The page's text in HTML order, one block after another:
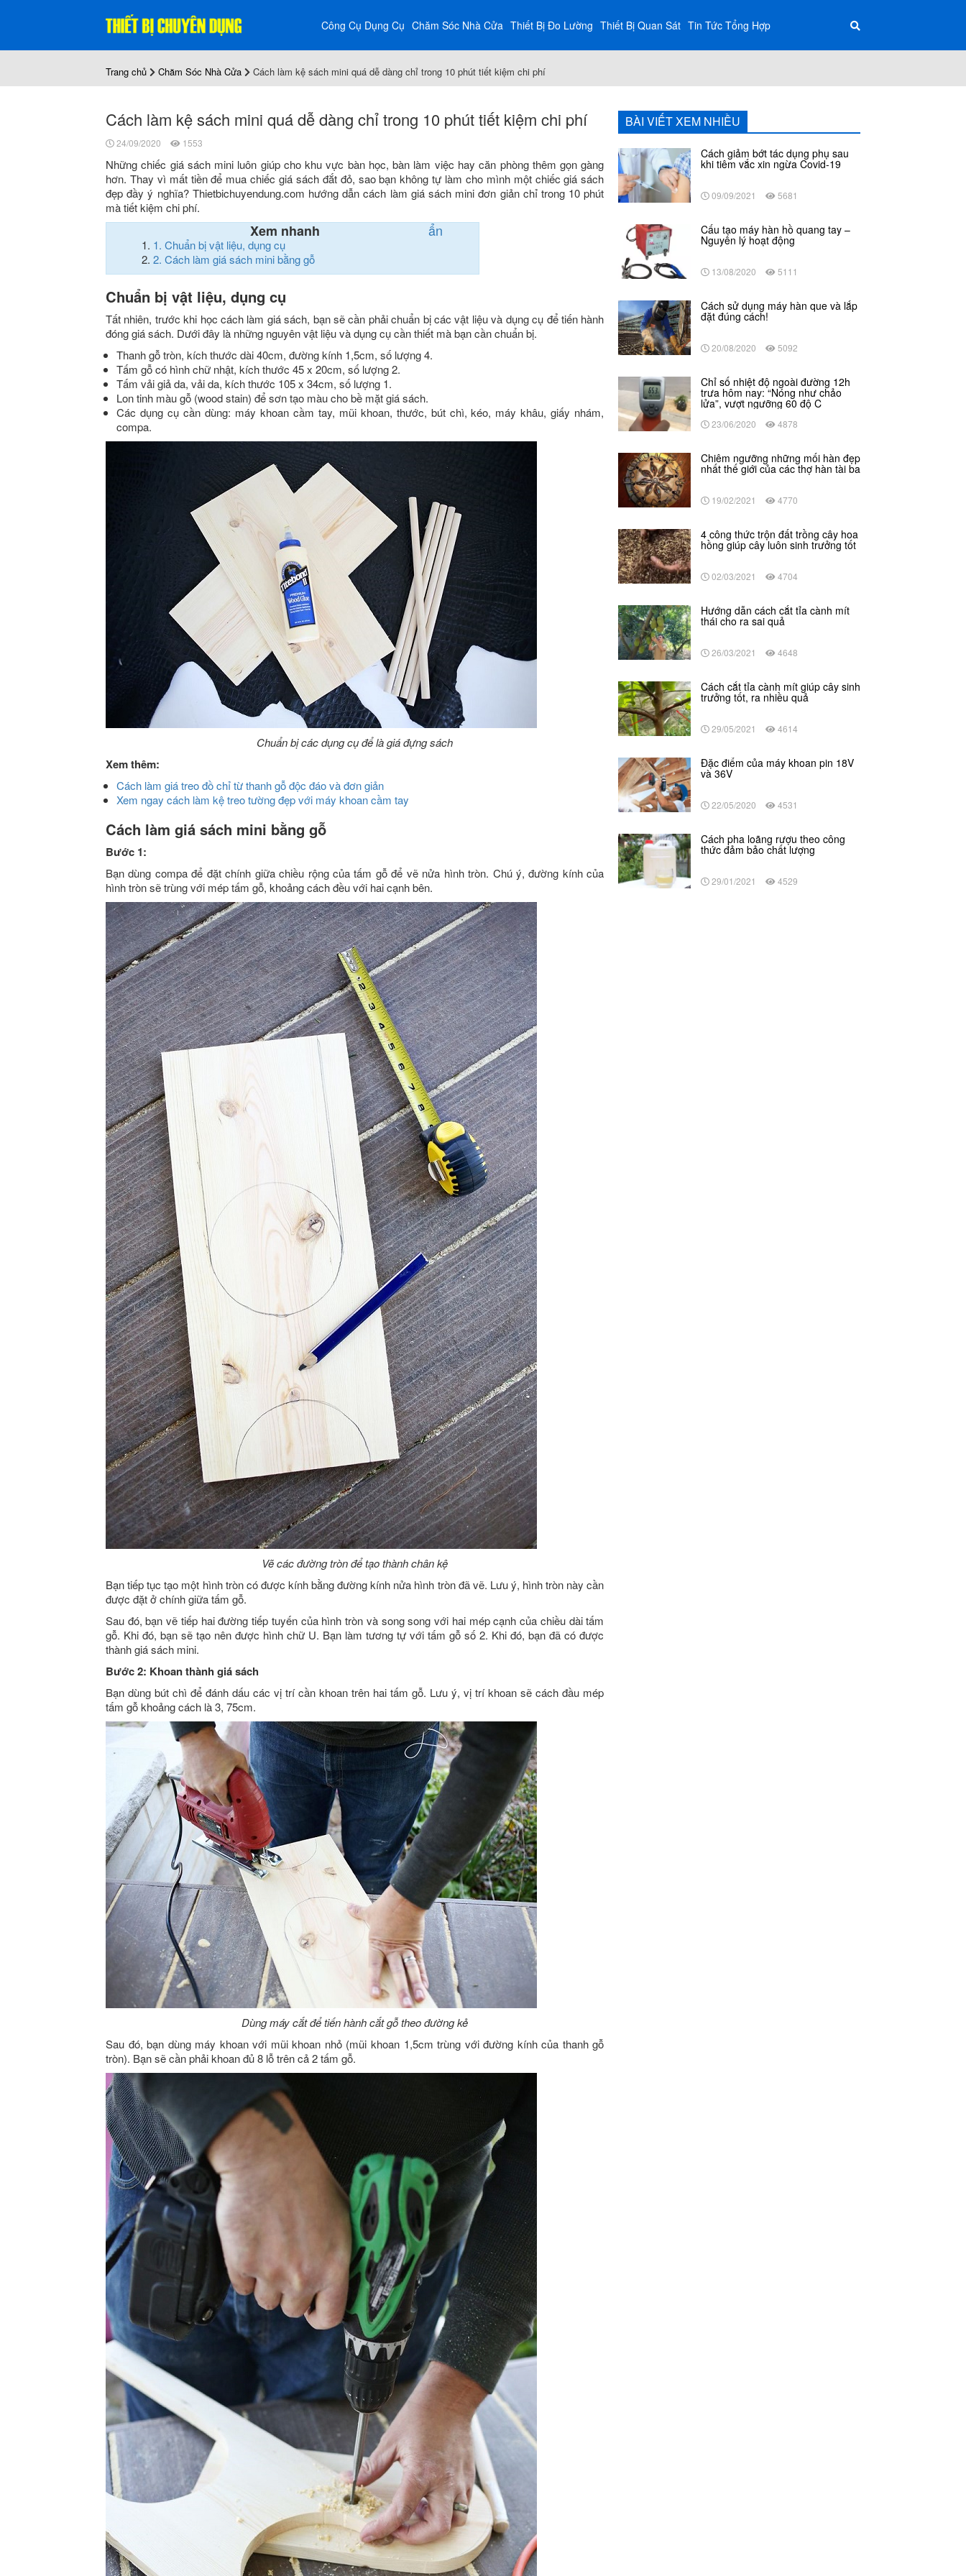
Công Cụ Dụng Cụ Chăm Sóc Nhà Cửa Thiết Bị Đo Lường Thiết Bị Quan Sát Tin Tức Tổng Hợp
Trang chủ Chăm Sóc Nhà Cửa Cách làm kệ sách mini quá dễ dàng chỉ trong 10 phút tiết kiệm chi phí
Cách làm kệ sách mini quá dễ dàng chỉ trong 10 phút tiết kiệm chi phí
24/09/2020 1553
Những chiếc giá sách mini luôn giúp cho khu vực bàn học, bàn làm việc hay căn phòng thêm gọn gàng
hơn. Thay vì mất tiền để mua chiếc giá sách đắt đỏ, sao bạn không tự làm cho mình một chiếc giá sách
đẹp đầy ý nghĩa? Thietbichuyendung.com hướng dẫn cách làm giá sách mini đơn giản chỉ trong 10 phút
mà tiết kiệm chi phí.
Xem nhanh ẩn
1. Chuẩn bị vật liệu, dụng cụ
2. Cách làm giá sách mini bằng gỗ
Chuẩn bị vật liệu, dụng cụ
Tất nhiên, trước khi học cách làm giá sách, bạn sẽ cần phải chuẩn bị các vật liệu và dụng cụ để tiến hành
đóng giá sách. Dưới đây là những nguyên vật liệu và dụng cụ cần thiết mà bạn cần chuẩn bị.
Thanh gỗ tròn, kích thước dài 40cm, đường kính 1,5cm, số lượng 4.
Tấm gỗ có hình chữ nhật, kích thước 45 x 20cm, số lượng 2.
Tấm vải giả da, vải da, kích thước 105 x 34cm, số lượng 1.
Lon tinh màu gỗ (wood stain) để sơn tạo màu cho bề mặt giá sách.
Các dụng cụ cần dùng: máy khoan cầm tay, mũi khoan, thước, bút chì, kéo, máy khâu, giấy nhám,
compa.
Chuẩn bị các dụng cụ để là giá đựng sách
Xem thêm:
Cách làm giá treo đồ chỉ từ thanh gỗ độc đáo và đơn giản
Xem ngay cách làm kệ treo tường đẹp với máy khoan cầm tay
Cách làm giá sách mini bằng gỗ
Bước 1:
Bạn dùng compa để đặt chính giữa chiều rộng của tấm gỗ để vẽ nửa hình tròn. Chú ý, đường kính của
hình tròn sẽ trùng với mép tấm gỗ, khoảng cách đều với hai cạnh bên.
Vẽ các đường tròn để tạo thành chân kệ
Bạn tiếp tục tạo một hình tròn có được kính bằng đường kính nửa hình tròn đã vẽ. Lưu ý, hình tròn này cần
được đặt ở chính giữa tấm gỗ.
Sau đó, bạn vẽ tiếp hai đường tiếp tuyến của hình tròn và song song với hai mép cạnh của chiều dài tấm
gỗ. Khi đó, bạn sẽ tạo nên được hình chữ U. Bạn làm tương tự với tấm gỗ số 2. Khi đó, bạn đã có được
thành giá sách mini.
Bước 2: Khoan thành giá sách
Bạn dùng bút chì để đánh dấu các vị trí cần khoan trên hai tấm gỗ. Lưu ý, vị trí khoan sẽ cách đầu mép
tấm gỗ khoảng cách là 3, 75cm.
Dùng máy cắt để tiến hành cắt gỗ theo đường kẻ
Sau đó, bạn dùng máy khoan với mũi khoan nhỏ (mũi khoan 1,5cm trùng với đường kính của thanh gỗ
tròn). Bạn sẽ cần phải khoan đủ 8 lỗ trên cả 2 tấm gỗ.
BÀI VIẾT XEM NHIỀU
Cách giảm bớt tác dụng phụ sau
khi tiêm vắc xin ngừa Covid-19
09/09/2021 5681
Cấu tạo máy hàn hồ quang tay –
Nguyên lý hoạt động
13/08/2020 5111
Cách sử dụng máy hàn que và lắp
đặt đúng cách!
20/08/2020 5092
Chỉ số nhiệt độ ngoài đường 12h
trưa hôm nay: “Nóng như chảo
lửa”, vượt ngưỡng 60 độ C
23/06/2020 4878
Chiêm ngưỡng những mối hàn đẹp
nhất thế giới của các thợ hàn tài ba
19/02/2021 4770
4 công thức trộn đất trồng cây hoa
hồng giúp cây luôn sinh trưởng tốt
02/03/2021 4704
Hướng dẫn cách cắt tỉa cành mít
thái cho ra sai quả
26/03/2021 4648
Cách cắt tỉa cành mít giúp cây sinh
trưởng tốt, ra nhiều quả
29/05/2021 4614
Đặc điểm của máy khoan pin 18V
và 36V
22/05/2020 4531
Cách pha loãng rượu theo công
thức đảm bảo chất lượng
29/01/2021 4529